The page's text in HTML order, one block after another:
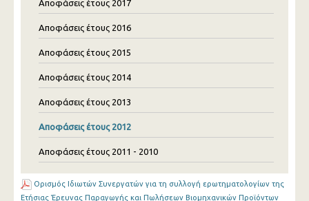
Αποφάσεις έτους 2017
Αποφάσεις έτους 2016
Αποφάσεις έτους 2015
Αποφάσεις έτους 2014
Αποφάσεις έτους 2013
Αποφάσεις έτους 2012
Αποφάσεις έτους 2011 - 2010
Ορισμός Ιδιωτών Συνεργατών για τη συλλογή ερωτηματολογίων της
Ετήσιας Έρευνας Παραγωγής και Πωλήσεων Βιομηχανικών Προϊόντων